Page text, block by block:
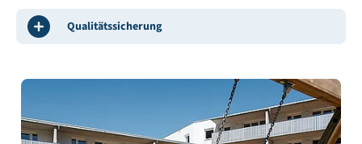
Qualitätssicherung